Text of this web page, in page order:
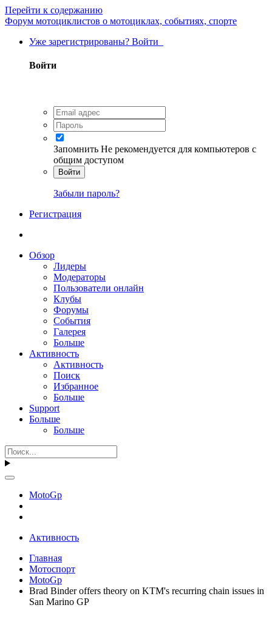
Перейти к содержанию
Форум мотоциклистов о мотоциклах, событиях, спорте
Уже зарегистрированы? Войти
Войти
Запомнить Не рекомендуется для компьютеров с
общим доступом
Войти
Забыли пароль?
Регистрация
Обзор
Лидеры
Модераторы
Пользователи онлайн
Клубы
Форумы
События
Галерея
Больше
Активность
Активность
Поиск
Избранное
Больше
Support
Больше
Больше
MotoGp
Активность
Главная
Мотоспорт
MotoGp
Brad Binder offers theory on KTM's recurring chain issues in
San Marino GP